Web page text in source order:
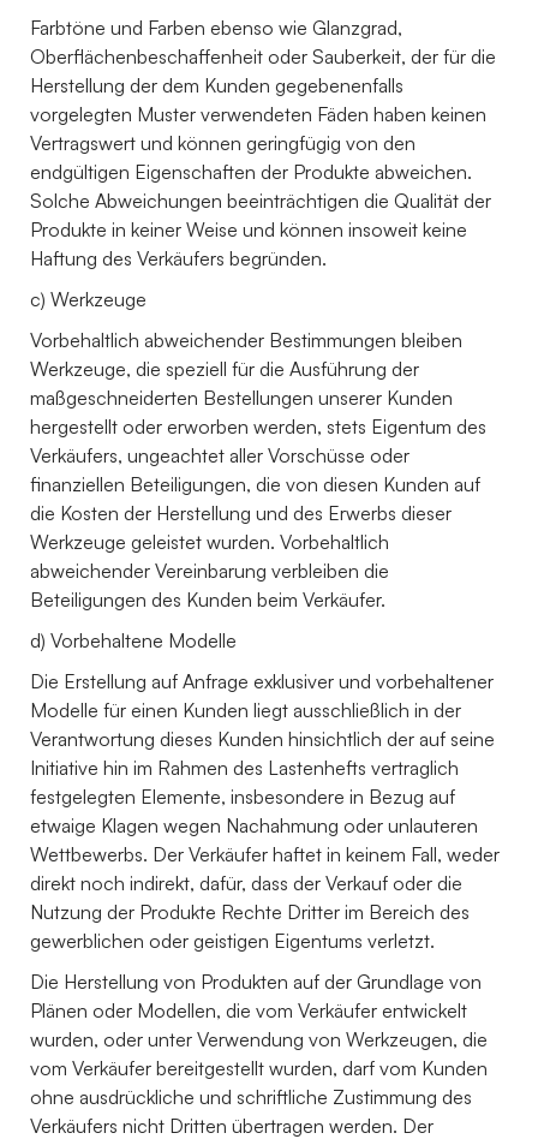
Farbtöne und Farben ebenso wie Glanzgrad,
Oberflächenbeschaffenheit oder Sauberkeit, der für die
Herstellung der dem Kunden gegebenenfalls
vorgelegten Muster verwendeten Fäden haben keinen
Vertragswert und können geringfügig von den
endgültigen Eigenschaften der Produkte abweichen.
Solche Abweichungen beeinträchtigen die Qualität der
Produkte in keiner Weise und können insoweit keine
Haftung des Verkäufers begründen.
c) Werkzeuge
Vorbehaltlich abweichender Bestimmungen bleiben
Werkzeuge, die speziell für die Ausführung der
maßgeschneiderten Bestellungen unserer Kunden
hergestellt oder erworben werden, stets Eigentum des
Verkäufers, ungeachtet aller Vorschüsse oder
finanziellen Beteiligungen, die von diesen Kunden auf
die Kosten der Herstellung und des Erwerbs dieser
Werkzeuge geleistet wurden. Vorbehaltlich
abweichender Vereinbarung verbleiben die
Beteiligungen des Kunden beim Verkäufer.
d) Vorbehaltene Modelle
Die Erstellung auf Anfrage exklusiver und vorbehaltener
Modelle für einen Kunden liegt ausschließlich in der
Verantwortung dieses Kunden hinsichtlich der auf seine
Initiative hin im Rahmen des Lastenhefts vertraglich
festgelegten Elemente, insbesondere in Bezug auf
etwaige Klagen wegen Nachahmung oder unlauteren
Wettbewerbs. Der Verkäufer haftet in keinem Fall, weder
direkt noch indirekt, dafür, dass der Verkauf oder die
Nutzung der Produkte Rechte Dritter im Bereich des
gewerblichen oder geistigen Eigentums verletzt.
Die Herstellung von Produkten auf der Grundlage von
Plänen oder Modellen, die vom Verkäufer entwickelt
wurden, oder unter Verwendung von Werkzeugen, die
vom Verkäufer bereitgestellt wurden, darf vom Kunden
ohne ausdrückliche und schriftliche Zustimmung des
Verkäufers nicht Dritten übertragen werden. Der